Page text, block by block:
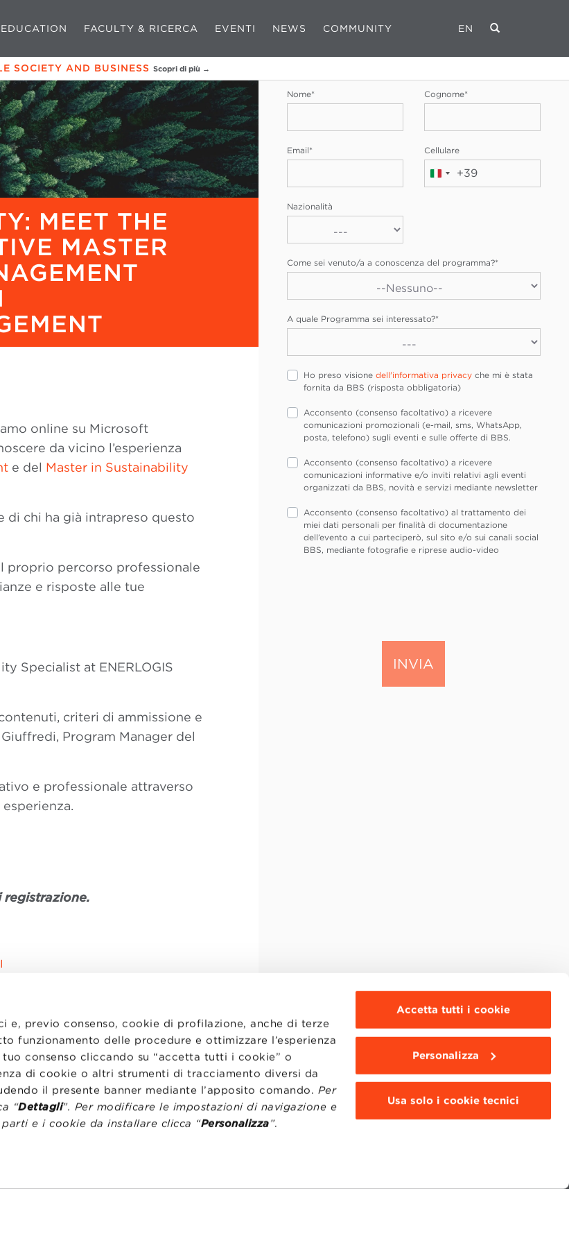
e, previo consenso, cookie di profilazione, anche di terze
funzionamento delle procedure e ottimizzare l’esperienza
consenso cliccando su “accetta tutti i cookie” o
di cookie o altri strumenti di tracciamento diversi da
il presente banner mediante l’apposito comando. Per
“Dettagli”. Per modificare le impostazioni di navigazione e
e i cookie da installare clicca “Personalizza”.
Accetta tutti i cookie
Personalizza
Usa solo i cookie tecnici
EDUCATION FACULTY & RICERCA EVENTI NEWS COMMUNITY EN
SOCIETY AND BUSINESS Scopri di più →
MEET THE
MASTER
online su Microsoft
da vicino l’esperienza
e del Master in Sustainability
di chi ha già intrapreso questo
proprio percorso professionale
e risposte alle tue
Specialist at ENERLOGIS
criteri di ammissione e
Program Manager del
e professionale attraverso
Nome* Cognome*
Email* Cellulare
Italia+39
Nazionalità
Come sei venuto/a a conoscenza del programma?*
A quale Programma sei interessato?*
Ho preso visione dell'informativa privacy che mi è stata
fornita da BBS (risposta obbligatoria)
Acconsento (consenso facoltativo) a ricevere
comunicazioni promozionali (e-mail, sms, WhatsApp,
posta, telefono) sugli eventi e sulle offerte di BBS.
Acconsento (consenso facoltativo) a ricevere
comunicazioni informative e/o inviti relativi agli eventi
organizzati da BBS, novità e servizi mediante newsletter
Acconsento (consenso facoltativo) al trattamento dei
miei dati personali per finalità di documentazione
dell’evento a cui parteciperò, sul sito e/o sui canali social
BBS, mediante fotografie e riprese audio-video